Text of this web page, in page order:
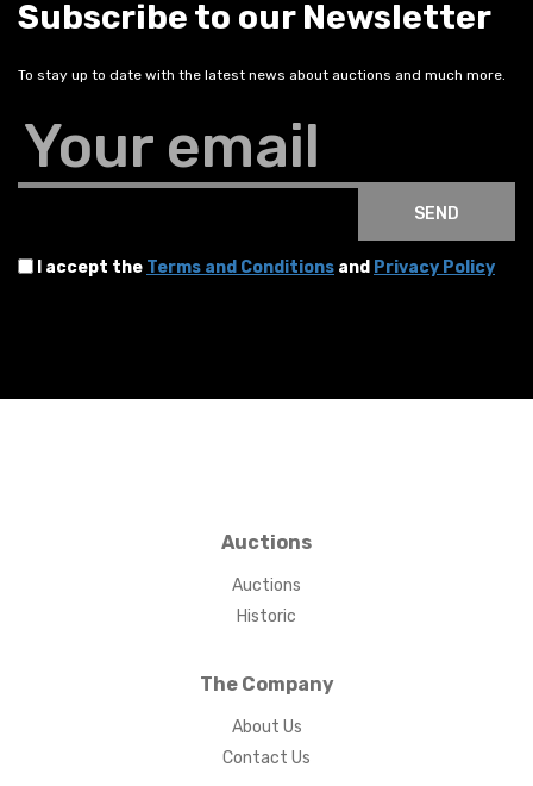
Subscribe to our Newsletter
To stay up to date with the latest news about auctions and much more.
Your email
SEND
I accept the Terms and Conditions and Privacy Policy
Auctions
Auctions
Historic
The Company
About Us
Contact Us